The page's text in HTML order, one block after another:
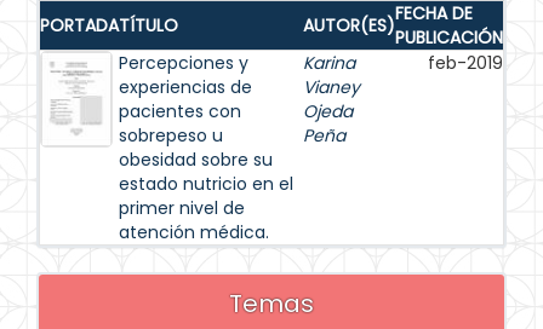
PORTADATÍTULO AUTOR(ES)FECHA DE
PUBLICACIÓN
Percepciones y
experiencias de
pacientes con
sobrepeso u
obesidad sobre su
estado nutricio en el
primer nivel de
atención médica.
Karina
Vianey
Ojeda
Peña
feb-2019
Temas